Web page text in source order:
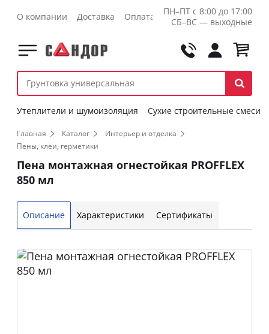
О компании Доставка Оплата Контакты Оптовикам
ПН–ПТ с 8:00 до 17:00
СБ–ВС — выходные
Утеплители и шумоизоляция Сухие строительные смеси
Главная Каталог
Интерьер и отделка
Пены, клеи, герметики
Пена монтажная огнестойкая PROFFLEX
850 мл
Описание Характеристики Сертификаты